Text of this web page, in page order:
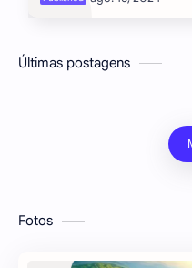
Últimas postagens
Fotos